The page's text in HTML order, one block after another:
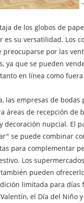
de los globos de
es su versatilidad. Los
preocuparse por las
ya que se pueden
en línea como
las empresas de bodas
áreas de recepción de
decoración nupcial. El
se puede combinar
para complementar
Los
pueden
limitada para días
el Día del Niño